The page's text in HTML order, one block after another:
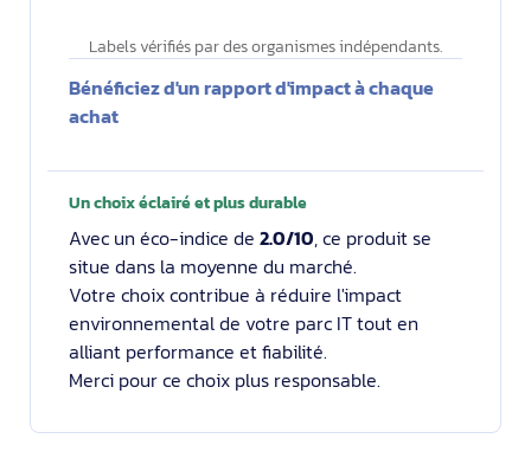
Labels vérifiés par des organismes indépendants.
Bénéficiez d'un rapport d'impact à chaque
achat
Un choix éclairé et plus durable
Avec un éco-indice de 2.0/10, ce produit se
situe dans la moyenne du marché.
Votre choix contribue à réduire l'impact
environnemental de votre parc IT tout en
alliant performance et fiabilité.
Merci pour ce choix plus responsable.